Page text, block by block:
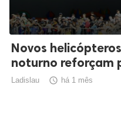
Novos
noturno reforçam
Ladislau  há 1 mês